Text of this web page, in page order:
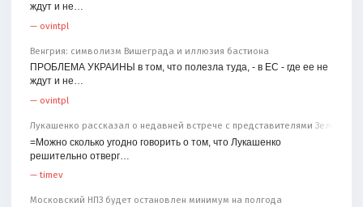
ждут и не…
— ovintpl
Венгрия: символизм Вишеграда и иллюзия бастиона
ПРОБЛЕМА УКРАИНЫ в том, что полезла туда, - в ЕС - где ее не
ждут и не…
— ovintpl
Лукашенко рассказал о недавней встрече с представителями
=Можно сколько угодно говорить о том, что Лукашенко
решительно отверг…
—timev
Московский НПЗ будет остановлен минимум на полгода